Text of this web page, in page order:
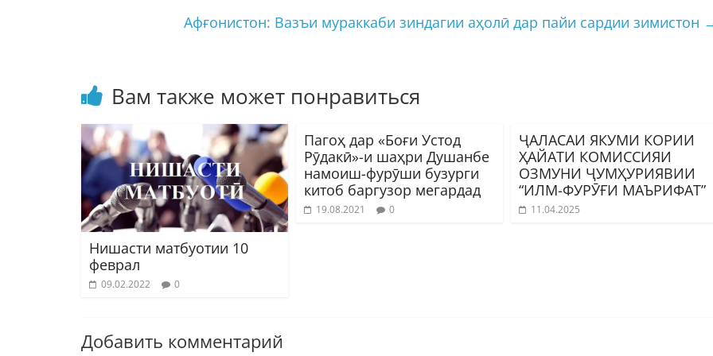
Афғонистон: Вазъи мураккаби зиндагии аҳолӣ дар пайи сардии зимистон
Вам также может понравиться
Нишасти матбуотии 10
феврал
09.02.2022 0
Пагоҳ дар «Боғи Устод
Рӯдакӣ»-и шаҳри Душанбе
намоиш-фурӯши бузурги
китоб баргузор мегардад
19.08.2021 0
ҶАЛАСАИ ЯКУМИ КОРИИ
ҲАЙАТИ КОМИССИЯИ
ОЗМУНИ ҶУМҲУРИЯВИИ
“ИЛМ-ФУРӮҒИ МАЪРИФАТ”
11.04.2025
Добавить комментарий